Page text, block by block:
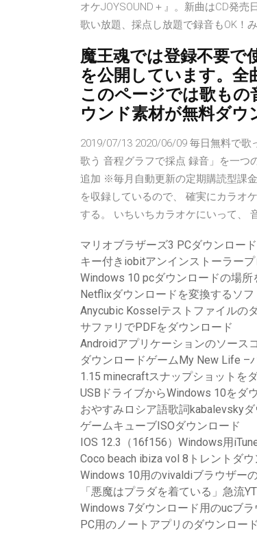
オケJOYSOUND＋』。新曲はCD発
歌い放題、採点し放題で録音もOK！
魔王魂では登録不要で
を公開しています。全
このページでは歌も
ウンド素材が無料ダウ
2019/07/13 2020/06/09 毎日無料で歌
歌う 音程グラフで採点 録音」を一つ
追加 ※毎月自動更新の定期購読型課
を収録しているので、 確実にカラオ
する。 いちいちカラオケにいって、
マリオブラザーズ3 PCダウンロード
キー付きiobitアンインストーラー
Windows 10 pcダウンロードの場所
Netflixダウンロードを変換するソフ
Anycubic Kosselテストファイルの
サファリでPDFをダウンロード
Androidアプリケーションのソース
ダウンロードゲームMy New Life –
1.15 minecraftスナップショットを
USBドライブからWindows 10をダ
おやすみロシア語歌詞kabalevsky
ゲームキューブISOダウンロード
IOS 12.3（16f156）Windows用
Coco beach ibiza vol 8トレントダウ
Windows 10用のvivaldiブラウザー
「悪魔はプラダを着ている」急流
Windows 7ダウンロード用のucブラ
PC用のノートアプリのダウンロード